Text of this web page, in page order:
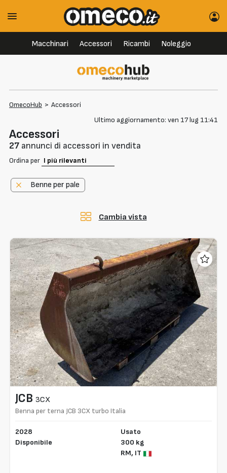
Macchinari Accessori Ricambi Noleggio
OmecoHub > Accessori
Ultimo aggiornamento: ven 17 lug 11:41
Accessori
27 annunci di accessori in vendita
Ordina per
Benne per pale
Cambia vista
JCB 3CX
Benna per terna JCB 3CX turbo Italia
2028
Disponibile
Usato
300 kg
RM, IT